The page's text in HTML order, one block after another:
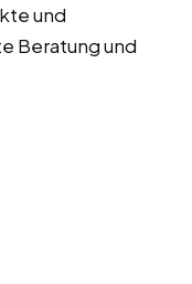
und
Beratung und